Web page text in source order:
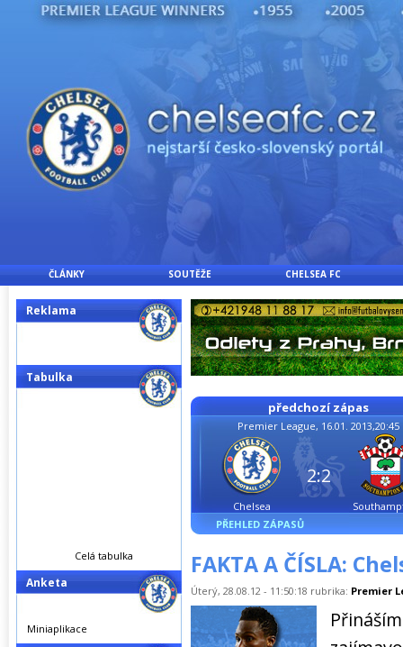
ČLÁNKY SOUTĚŽE CHELSEA FC
předchozí zápas
Premier League, 16.01. 2013,20:45
Chelsea
2:2
PŘEHLED ZÁPASŮ
FAKTA A ČÍSLA:
Úterý, 28.08.12 - 11:50:18 rubrika: Premier
Reklama
Tabulka
Celá tabulka
Anketa
Miniaplikace